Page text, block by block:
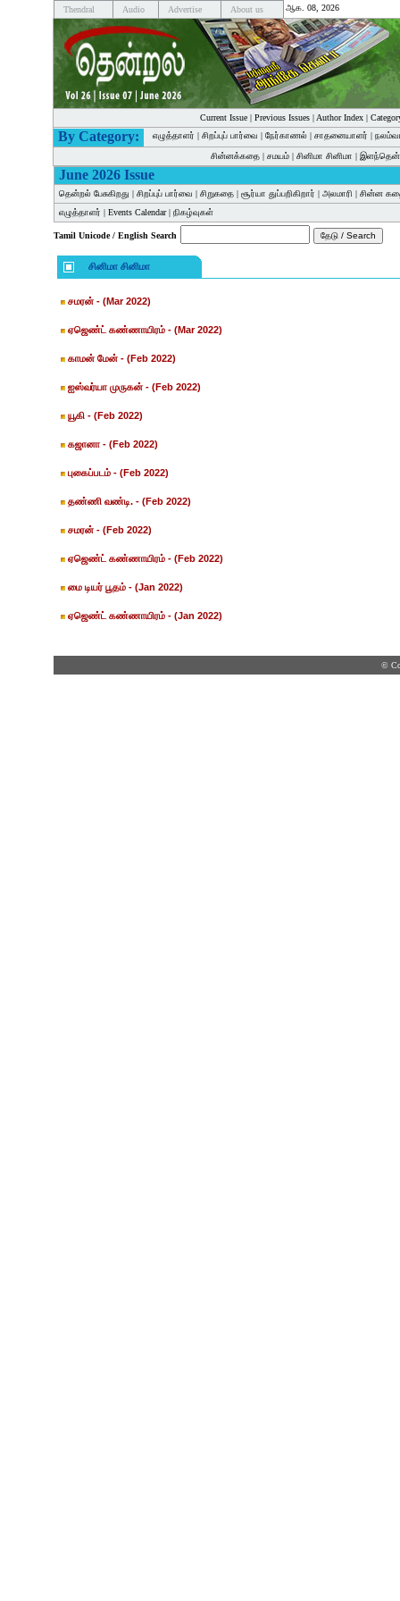
Thendral Audio Advertise About us ஆக. 08, 2026
Current Issue| Previous Issues| Author Index|
By Category: எழுத்தாளர் | சிறப்புப் பார்வை | நேர்காணல் | சாதனையாளர் |
சின்னக்கதை | சமயம் | சினிமா சினிமா |
June 2026 Issue
தென்றல் பேசுகிறது | சிறப்புப் பார்வை | சிறுகதை | சூர்யா துப்பறிகிறார் | அலமாரி | சின்ன
எழுத்தாளர் | Events Calendar| நிகழ்வுகள்
Tamil Unicode / English Search
சினிமா சினிமா
சமரன்- (Mar 2022)
ஏஜெண்ட் கண்ணாயிரம் - (Mar 2022)
காமன் மேன்- (Feb 2022)
ஐஸ்வர்யா முருகன்- (Feb 2022)
யூகி - (Feb 2022)
கஜானா - (Feb 2022)
புகைப்படம் - (Feb 2022)
தண்ணி வண்டி. - (Feb 2022)
சமரன்- (Feb 2022)
ஏஜெண்ட் கண்ணாயிரம் - (Feb 2022)
மை டியர் பூதம் - (Jan 2022)
ஏஜெண்ட் கண்ணாயிரம் - (Jan 2022)
©